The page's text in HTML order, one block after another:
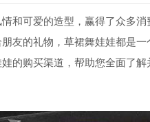
和可爱的造型，赢得了众多
友的礼物，草裙舞娃娃都是
的购买渠道，帮助您全面了解